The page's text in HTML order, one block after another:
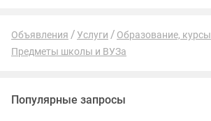
Объявления Услуги
Образование, курсы
Предметы школы и ВУЗа
Популярные запросы